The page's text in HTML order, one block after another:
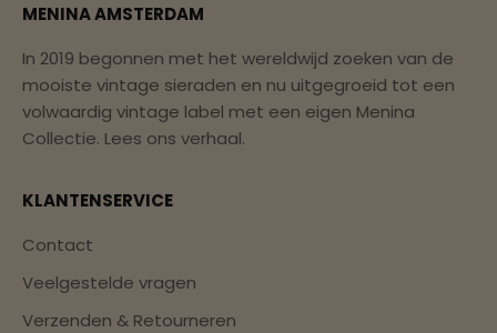
MENINA AMSTERDAM
In 2019 begonnen met het wereldwijd zoeken van de
mooiste vintage sieraden en nu uitgegroeid tot een
volwaardig vintage label met een eigen Menina
Collectie. Lees ons verhaal.
KLANTENSERVICE
Contact
Veelgestelde vragen
Verzenden & Retourneren